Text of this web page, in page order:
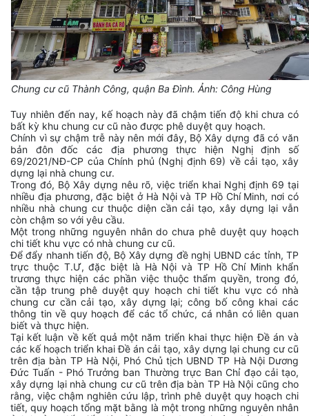
Chung cư cũ Thành Công, quận Ba Đình. Ảnh: Công Hùng
Tuy nhiên đến nay, kế hoạch này đã chậm tiến độ khi chưa có
bất kỳ khu chung cư cũ nào được phê duyệt quy hoạch.
Chính vì sự chậm trễ này nên mới đây, Bộ Xây dựng đã có văn
bản đôn đốc các địa phương thực hiện Nghị định số
69/2021/NĐ-CP của Chính phủ (Nghị định 69) về cải tạo, xây
dựng lại nhà chung cư.
Trong đó, Bộ Xây dựng nêu rõ, việc triển khai Nghị định 69 tại
nhiều địa phương, đặc biệt ở Hà Nội và TP Hồ Chí Minh, nơi có
nhiều nhà chung cư thuộc diện cần cải tạo, xây dựng lại vẫn
còn chậm so với yêu cầu.
Một trong những nguyên nhân do chưa phê duyệt quy hoạch
chi tiết khu vực có nhà chung cư cũ.
Để đẩy nhanh tiến độ, Bộ Xây dựng đề nghị UBND các tỉnh, TP
trực thuộc T.Ư, đặc biệt là Hà Nội và TP Hồ Chí Minh khẩn
trương thực hiện các phần việc thuộc thẩm quyền, trong đó,
cần tập trung phê duyệt quy hoạch chi tiết khu vực có nhà
chung cư cần cải tạo, xây dựng lại; công bố công khai các
thông tin về quy hoạch để các tổ chức, cá nhân có liên quan
biết và thực hiện.
Tại kết luận về kết quả một năm triển khai thực hiện Đề án và
các kế hoạch triển khai Đề án cải tạo, xây dựng lại chung cư cũ
trên địa bàn TP Hà Nội, Phó Chủ tịch UBND TP Hà Nội Dương
Đức Tuấn - Phó Trưởng ban Thường trực Ban Chỉ đạo cải tạo,
xây dựng lại nhà chung cư cũ trên địa bàn TP Hà Nội cũng cho
rằng, việc chậm nghiên cứu lập, trình phê duyệt quy hoạch chi
tiết, quy hoạch tổng mặt bằng là một trong những nguyên nhân